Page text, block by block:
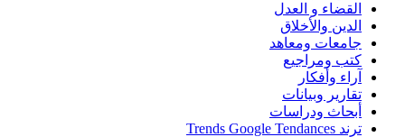
القضاء و العدل
الدين والأخلاق
جامعات ومعاهد
كتب ومراجيع
آراء وأفكار
تقارير وبيانات
أبحاث ودراسات
ترند Trends Google Tendances